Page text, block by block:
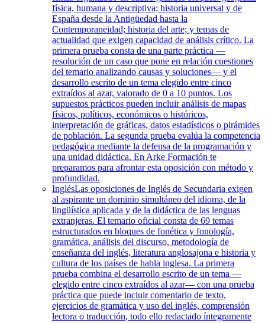
física, humana y descriptiva; historia universal y de
España desde la Antigüedad hasta la
Contemporaneidad; historia del arte; y temas de
actualidad que exigen capacidad de análisis crítico. La
primera prueba consta de una parte práctica —
resolución de un caso que pone en relación cuestiones
del temario analizando causas y soluciones— y el
desarrollo escrito de un tema elegido entre cinco
extraídos al azar, valorado de 0 a 10 puntos. Los
supuestos prácticos pueden incluir análisis de mapas
físicos, políticos, económicos o históricos,
interpretación de gráficas, datos estadísticos o pirámides
de población. La segunda prueba evalúa la competencia
pedagógica mediante la defensa de la programación y
una unidad didáctica. En Arke Formación te
preparamos para afrontar esta oposición con método y
profundidad.
InglésLas oposiciones de Inglés de Secundaria exigen
al aspirante un dominio simultáneo del idioma, de la
lingüística aplicada y de la didáctica de las lenguas
extranjeras. El temario oficial consta de 69 temas
estructurados en bloques de fonética y fonología,
gramática, análisis del discurso, metodología de
enseñanza del inglés, literatura anglosajona e historia y
cultura de los países de habla inglesa. La primera
prueba combina el desarrollo escrito de un tema —
elegido entre cinco extraídos al azar— con una prueba
práctica que puede incluir comentario de texto,
ejercicios de gramática y uso del inglés, comprensión
lectora o traducción, todo ello redactado íntegramente